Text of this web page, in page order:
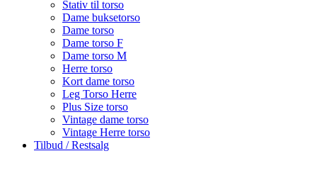
Stativ til torso
Dame buksetorso
Dame torso
Dame torso F
Dame torso M
Herre torso
Kort dame torso
Leg Torso Herre
Plus Size torso
Vintage dame torso
Vintage Herre torso
Tilbud / Restsalg